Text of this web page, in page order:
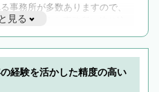
事務所が多数ありますので、
はそのような事務所に絞り込
可の条件
再検索
見る
経験を活かした精度の高い